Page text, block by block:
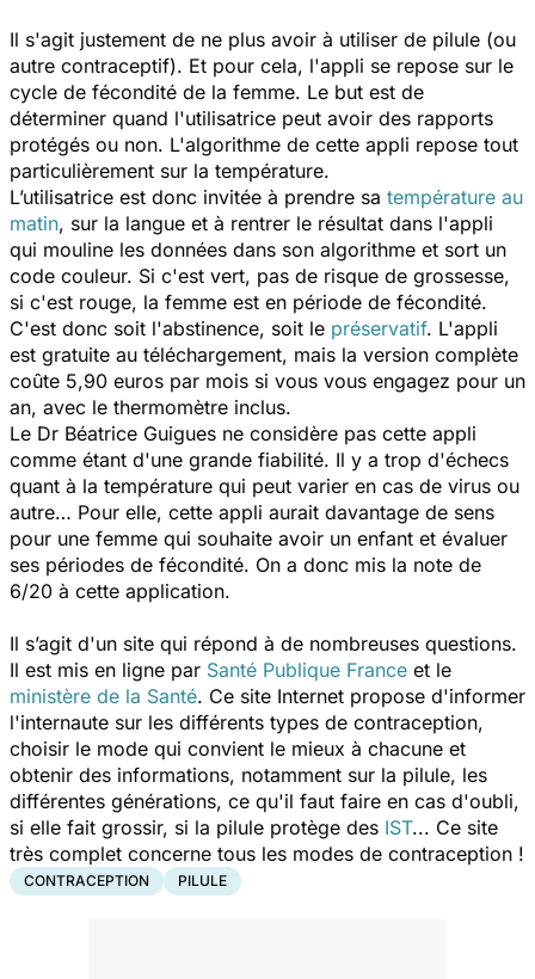
Il s'agit justement de ne plus avoir à utiliser de pilule (ou
autre contraceptif). Et pour cela, l'appli se repose sur le
cycle de fécondité de la femme. Le but est de
déterminer quand l'utilisatrice peut avoir des rapports
protégés ou non. L'algorithme de cette appli repose tout
particulièrement sur la température.
L’utilisatrice est donc invitée à prendre sa température au
matin, sur la langue et à rentrer le résultat dans l'appli
qui mouline les données dans son algorithme et sort un
code couleur. Si c'est vert, pas de risque de grossesse,
si c'est rouge, la femme est en période de fécondité.
C'est donc soit l'abstinence, soit le préservatif. L'appli
est gratuite au téléchargement, mais la version complète
coûte 5,90 euros par mois si vous vous engagez pour un
an, avec le thermomètre inclus.
Le Dr Béatrice Guigues ne considère pas cette appli
comme étant d'une grande fiabilité. Il y a trop d'échecs
quant à la température qui peut varier en cas de virus ou
autre… Pour elle, cette appli aurait davantage de sens
pour une femme qui souhaite avoir un enfant et évaluer
ses périodes de fécondité. On a donc mis la note de
6/20 à cette application.
Il s’agit d'un site qui répond à de nombreuses questions.
Il est mis en ligne par Santé Publique France et le
ministère de la Santé. Ce site Internet propose d'informer
l'internaute sur les différents types de contraception,
choisir le mode qui convient le mieux à chacune et
obtenir des informations, notamment sur la pilule, les
différentes générations, ce qu'il faut faire en cas d'oubli,
si elle fait grossir, si la pilule protège des IST... Ce site
très complet concerne tous les modes de contraception !
CONTRACEPTION PILULE